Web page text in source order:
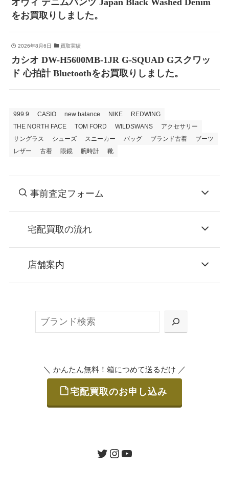
オヴィ デニムパンツ Japan Black Washed Denim
をお買取りしました。
2026年8月6日 買取実績
カシオ DW-H5600MB-1JR G-SQUAD Gスクワッ
ド 心拍計 Bluetoothをお買取りしました。
999.9 CASIO new balance NIKE
REDWING
THE NORTH FACE
TOM FORD WILDSWANS
アクセサリー
サングラス
シューズ スニーカー バッグ ブランド古着
ブーツ
レザー
古着 眼鏡 腕時計 靴
事前査定フォーム
宅配買取の流れ
お申込み
または梱包材不要の「集荷申込」からお選び
ご発送
店舗案内
＼ かんたん無料！箱につめて送るだけ ／
宅配買取のお申し込み
ツイッターインスタグラムユーチューブ